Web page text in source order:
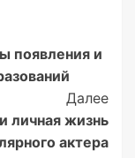
появления и
Далее
личная жизнь
актера